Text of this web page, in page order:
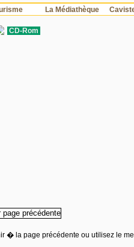
La Médiathèque
CD-Rom
� la page précédente ou utilisez le